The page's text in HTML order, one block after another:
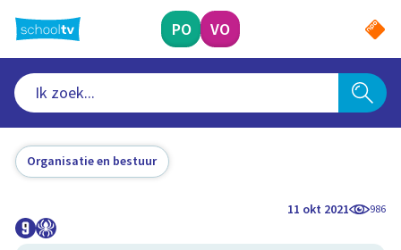
naar
hoofdinhoud
PO VO
Organisatie en bestuur
11 okt 2021 986